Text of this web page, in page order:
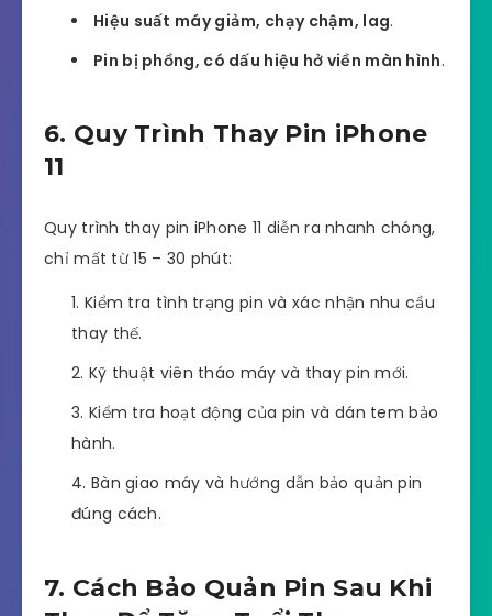
Hiệu suất máy giảm, chạy chậm, lag.
Pin bị phồng, có dấu hiệu hở viền màn hình.
6. Quy Trình Thay Pin iPhone
11
Quy trình thay pin iPhone 11 diễn ra nhanh chóng,
chỉ mất từ 15 – 30 phút:
Kiểm tra tình trạng pin và xác nhận nhu cầu
thay thế.
Kỹ thuật viên tháo máy và thay pin mới.
Kiểm tra hoạt động của pin và dán tem bảo
hành.
Bàn giao máy và hướng dẫn bảo quản pin
đúng cách.
7. Cách Bảo Quản Pin Sau Khi